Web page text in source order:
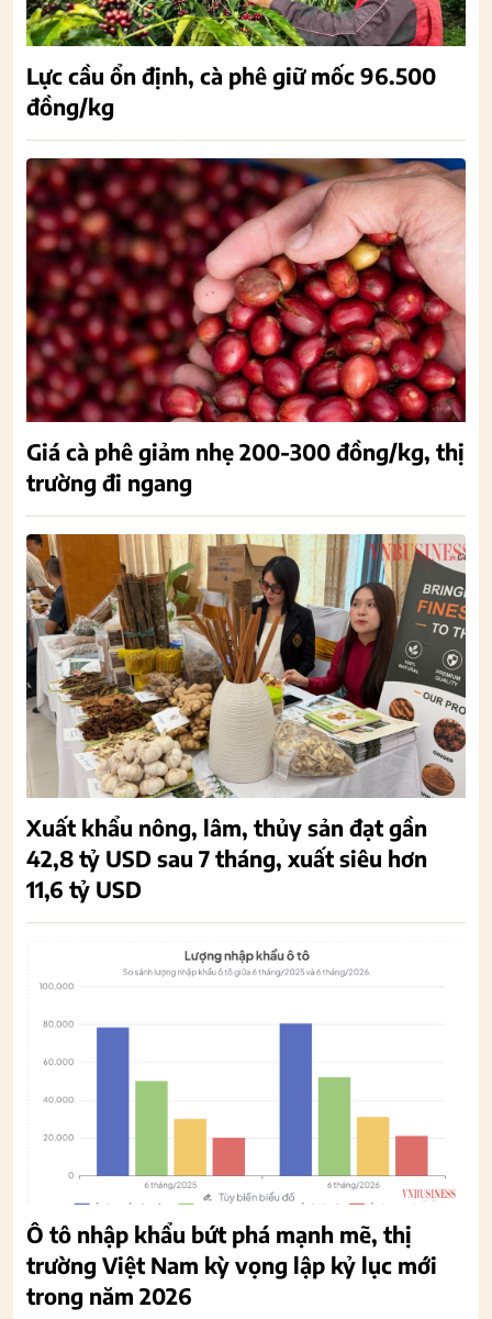
Lực cầu ổn định, cà phê giữ mốc 96.500
đồng/kg
Giá cà phê giảm nhẹ 200-300 đồng/kg, thị
trường đi ngang
Xuất khẩu nông, lâm, thủy sản đạt gần
42,8 tỷ USD sau 7 tháng, xuất siêu hơn
11,6 tỷ USD
Ô tô nhập khẩu bứt phá mạnh mẽ, thị
trường Việt Nam kỳ vọng lập kỷ lục mới
trong năm 2026